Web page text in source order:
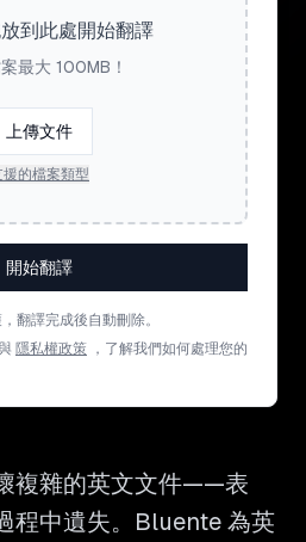
到此處開始翻譯
最大 100MB！
上傳文件
援的檔案類型
開始翻譯
翻譯完成後自動刪除。
隱私權政策 ，了解我們如何處理您的
複雜的英文文件——表
程中遺失。Bluente 為英